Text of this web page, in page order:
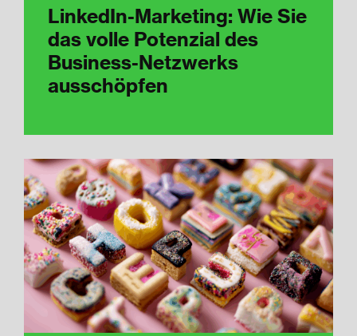
LinkedIn-Marketing: Wie Sie
das volle Potenzial des
Business-Netzwerks
ausschöpfen